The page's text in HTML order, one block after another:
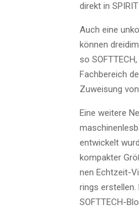
direkt in
Auch eine
kön­nen
so
Fach­be­reich
Zuwei­sung
Eine wei­te­re
ent­wi­ckelt
kom­pak­ter
nen Echt­zeit-
rings
SOFT­TECH-